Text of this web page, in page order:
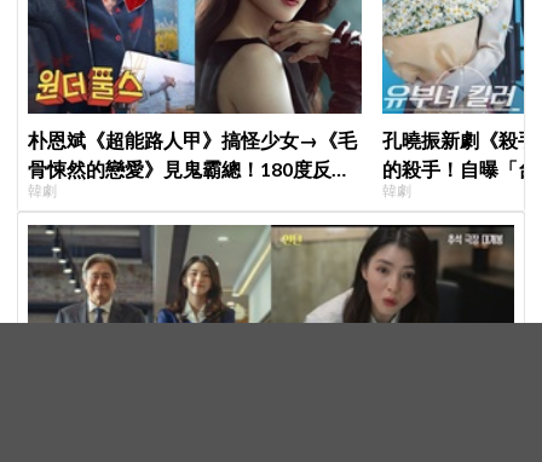
朴恩斌《超能路人甲》搞怪少女→《毛
骨悚然的戀愛》見鬼霸總！180度反差
演技獲讚「信看演員」
韓劇
孔曉振新劇《殺
的殺手！自曝「
小很多XD
韓劇